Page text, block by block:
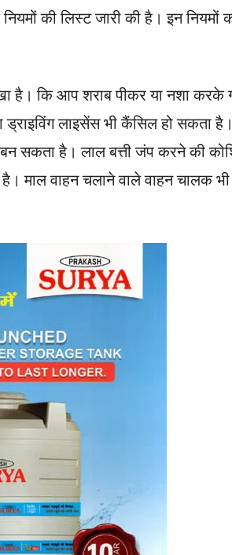
की लिस्ट जारी की है। इन नियमों
है। कि आप शराब पीकर या नशा करके
लाइसेंस भी कैंसिल हो सकता
सकता है। लाल बत्ती जंप करने की
माल वाहन चलाने वाले वाहन चालक भी